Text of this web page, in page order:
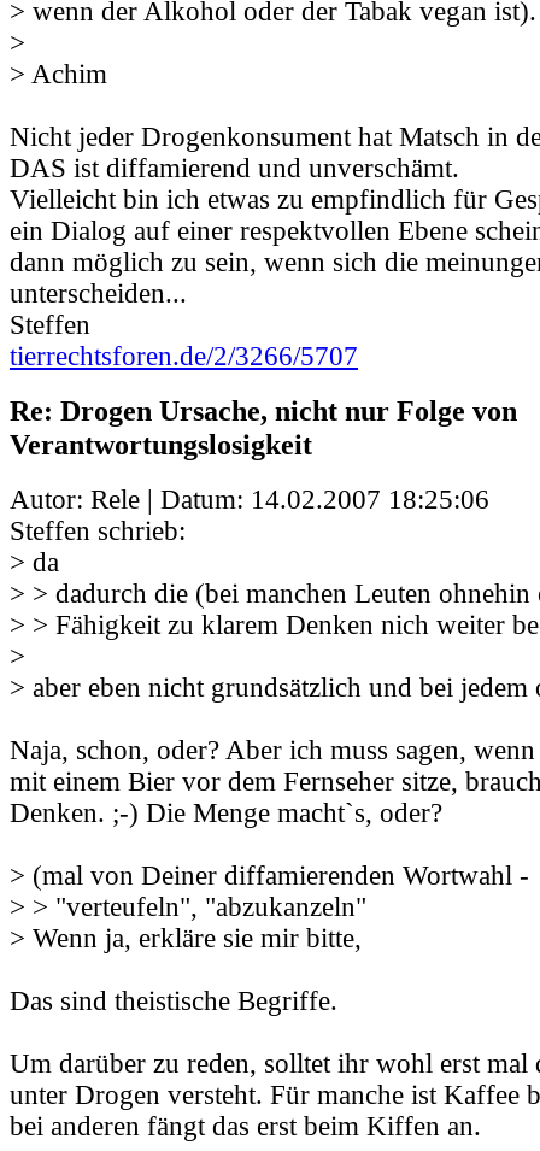
> wenn der Alkohol oder der Tabak vegan ist).
>
> Achim
Nicht jeder Drogenkonsument hat Matsch in
DAS ist diffamierend und unverschämt.
Vielleicht bin ich etwas zu empfindlich für
ein Dialog auf einer respektvollen Ebene
dann möglich zu sein, wenn sich die
unterscheiden...
Steffen
tierrechtsforen.de/2/3266/5707
Re: Drogen Ursache, nicht nur Folge von
Verantwortungslosigkeit
Autor: Rele | Datum: 14.02.2007 18:25:06
Steffen schrieb:
> da
> > dadurch die (bei manchen Leuten ohnehin
> > Fähigkeit zu klarem Denken nich weiter
>
> aber eben nicht grundsätzlich und bei jedem
Naja, schon, oder? Aber ich muss sagen,
mit einem Bier vor dem Fernseher sitze,
Denken. ;-) Die Menge macht`s, oder?
> (mal von Deiner diffamierenden Wortwahl -
> > "verteufeln", "abzukanzeln"
> Wenn ja, erkläre sie mir bitte,
Das sind theistische Begriffe.
Um darüber zu reden, solltet ihr wohl erst mal
unter Drogen versteht. Für manche ist Kaffee
bei anderen fängt das erst beim Kiffen an.